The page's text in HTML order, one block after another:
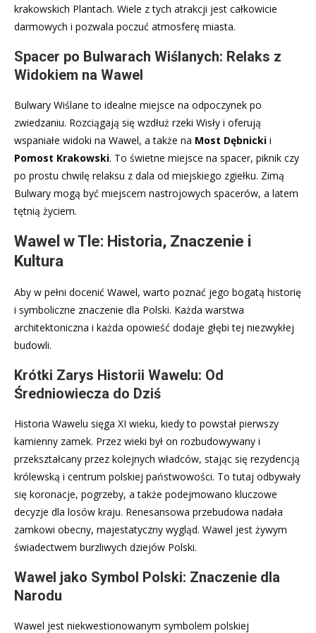
krakowskich Plantach. Wiele z tych atrakcji jest całkowicie
darmowych i pozwala poczuć atmosferę miasta.
Spacer po Bulwarach Wiślanych: Relaks z
Widokiem na Wawel
Bulwary Wiślane to idealne miejsce na odpoczynek po
zwiedzaniu. Rozciągają się wzdłuż rzeki Wisły i oferują
wspaniałe widoki na Wawel, a także na Most Dębnicki i
Pomost Krakowski. To świetne miejsce na spacer, piknik czy
po prostu chwilę relaksu z dala od miejskiego zgiełku. Zimą
Bulwary mogą być miejscem nastrojowych spacerów, a latem
tętnią życiem.
Wawel w Tle: Historia, Znaczenie i
Kultura
Aby w pełni docenić Wawel, warto poznać jego bogatą historię
i symboliczne znaczenie dla Polski. Każda warstwa
architektoniczna i każda opowieść dodaje głębi tej niezwykłej
budowli.
Krótki Zarys Historii Wawelu: Od
Średniowiecza do Dziś
Historia Wawelu sięga XI wieku, kiedy to powstał pierwszy
kamienny zamek. Przez wieki był on rozbudowywany i
przekształcany przez kolejnych władców, stając się rezydencją
królewską i centrum polskiej państwowości. To tutaj odbywały
się koronacje, pogrzeby, a także podejmowano kluczowe
decyzje dla losów kraju. Renesansowa przebudowa nadała
zamkowi obecny, majestatyczny wygląd. Wawel jest żywym
świadectwem burzliwych dziejów Polski.
Wawel jako Symbol Polski: Znaczenie dla
Narodu
Wawel jest niekwestionowanym symbolem polskiej